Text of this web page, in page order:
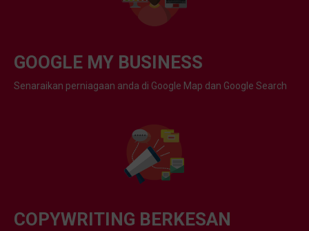
GOOGLE MY BUSINESS
Senaraikan perniagaan anda di Google Map dan Google Search
COPYWRITING BERKESAN